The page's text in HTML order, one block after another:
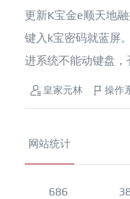
更新K宝金e顺天地
键入k宝密码就蓝屏
进系统不能动键盘，
皇家元林 操作
网站统计
686